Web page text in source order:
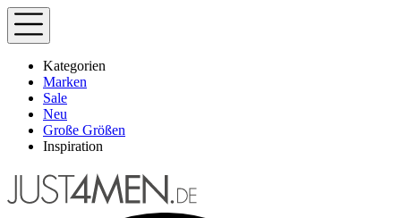
Kategorien
Marken
Sale
Neu
Große Größen
Inspiration